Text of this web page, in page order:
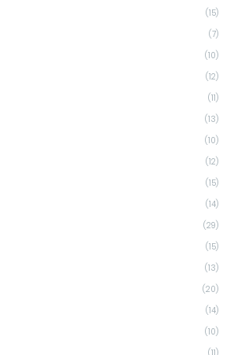
(15)
(7)
(10)
(12)
(11)
(13)
(10)
(12)
(15)
(14)
(29)
(15)
(13)
(20)
(14)
(10)